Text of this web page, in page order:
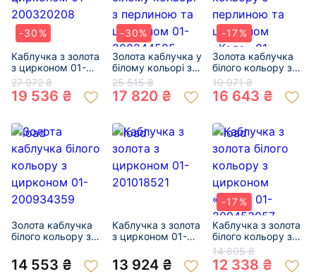
-30%
Каблучка з золота
з цирконом 01-
200320208
27 972 ₴
19 536 ₴
-30%
Золота каблучка у
білому кольорі з
перлиною та
цирконом 01-
200244585
25 515 ₴
17 820 ₴
-17%
Золота каблучка
білого кольору з
перлиною та
цирконом «Коло»
01-200510670
19 971 ₴
16 643 ₴
Золота каблучка
білого кольору з
200934359
14 553 ₴
Каблучка з золота
з цирконом 01-
13 924 ₴
-17%
Каблучка з золота
білого кольору з
цирконом «Коло»
01-200453057
14 805 ₴
12 338 ₴